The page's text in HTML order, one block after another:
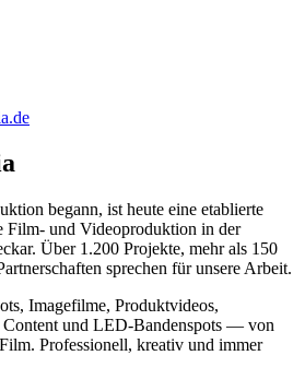
begann, ist heute eine etablierte
Film- und Videoproduktion in der
Über 1.200 Projekte, mehr als 150
sprechen für unsere Arbeit.
Imagefilme, Produktvideos,
und LED-Bandenspots — von
Professionell, kreativ und immer